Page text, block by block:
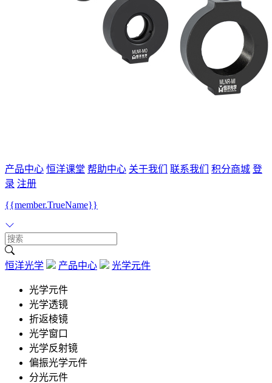
产品中心 恒洋课堂 帮助中心 关于我们 联系我们 积分商城 登
录 注册
{{member.TrueName}}
恒洋光学 产品中心 光学元件
光学元件
光学透镜
折返棱镜
光学窗口
光学反射镜
偏振光学元件
分光元件